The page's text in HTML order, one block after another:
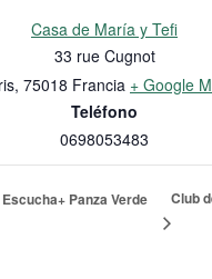
Casa de María y Tefi
33 rue Cugnot
, 75018 Francia + Google
Teléfono
0698053483
Panza Verde Club